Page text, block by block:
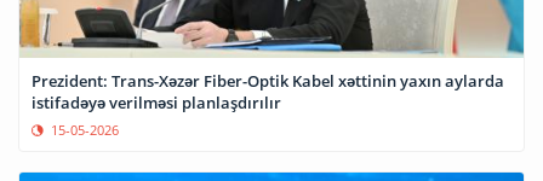
Prezident: Trans-Xəzər Fiber-Optik Kabel xəttinin yaxın aylarda
istifadəyə verilməsi planlaşdırılır
15-05-2026